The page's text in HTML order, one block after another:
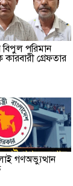
বিপুল পরিমান
গ্রেফতার
গণঅভ্যুত্থান